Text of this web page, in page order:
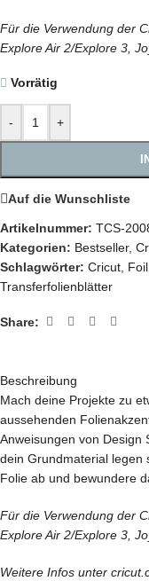
Für die Verwendung der
Explore Air 2/Explore 3,
Vorrätig
- +
Auf die Wunschliste
Artikelnummer: TCS-
Kategorien: Bestseller,
Schlagwörter: Cricut
Transferfolienblätter
Share:
Beschreibung
Mach deine Projekte zu
aussehenden
Anweisungen von
dein Grundmaterial legen
Folie ab und bewundere
Für die Verwendung der
Explore Air 2/Explore 3,
Weitere Infos unter